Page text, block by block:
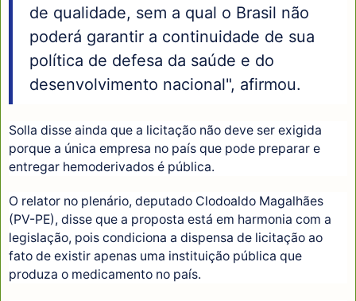
de qualidade, sem a qual o Brasil não
poderá garantir a continuidade de sua
política de defesa da saúde e do
desenvolvimento nacional", afirmou.
Solla disse ainda que a licitação não deve ser exigida
porque a única empresa no país que pode preparar e
entregar hemoderivados é pública.
O relator no plenário, deputado Clodoaldo Magalhães
(PV-PE), disse que a proposta está em harmonia com a
legislação, pois condiciona a dispensa de licitação ao
fato de existir apenas uma instituição pública que
produza o medicamento no país.